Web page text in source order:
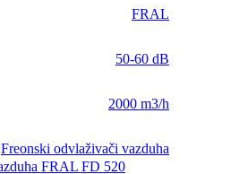
FRAL
50-60 dB
2000 m3/h
Freonski odvlaživači vazduha